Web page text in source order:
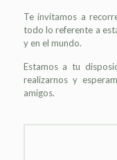
Te invitamos a
todo lo referente a
y en el mundo.
Estamos a tu
realizarnos y
amigos.